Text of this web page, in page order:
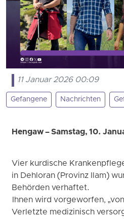
11 Januar 2026 00:09
Gefangene Nachrichten
Hengaw – Samstag, 10.
Vier kurdische
in Dehloran (Provinz Ilam)
Behörden verhaftet.
Ihnen wird vorgeworfen,
Verletzte medizinisch